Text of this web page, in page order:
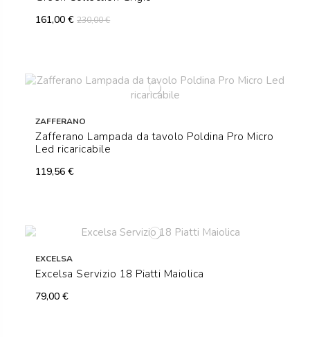
161,00 €230,00 €
ZAFFERANO
Zafferano Lampada da tavolo Poldina Pro Micro
Led ricaricabile
119,56 €
EXCELSA
Excelsa Servizio 18 Piatti Maiolica
79,00 €